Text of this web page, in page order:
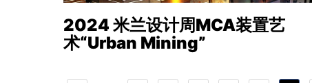
2024 米兰设计周MCA装置艺
术“Urban Mining”